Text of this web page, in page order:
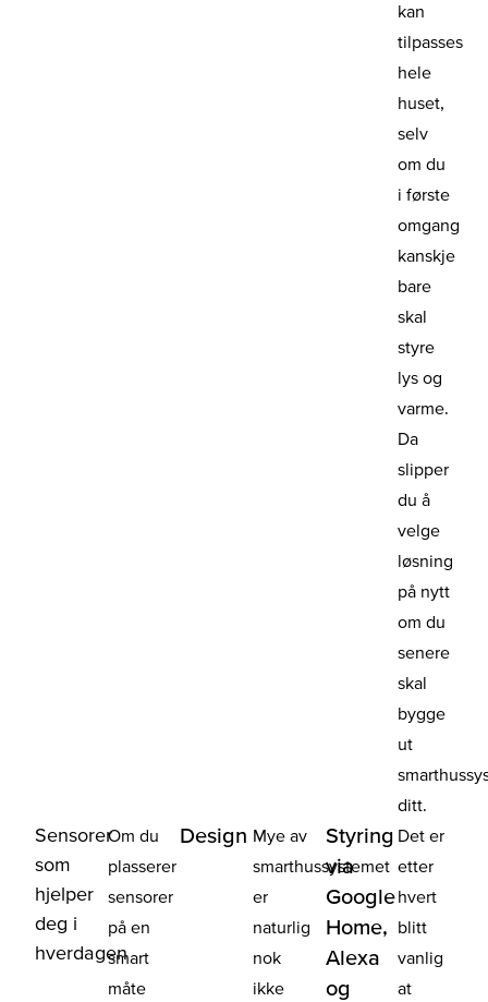
kan
tilpasses
hele
huset,
selv
om du
i første
omgang
kanskje
bare
skal
styre
lys og
varme.
Da
slipper
du å
velge
løsning
på nytt
om du
senere
skal
bygge
ut
ditt.
Sensorer
som
hjelper
deg i
hverdagen
Om du
plasserer
sensorer
på en
smart
måte
Design Mye av
smarthussystemet
er
naturlig
nok
ikke
Styring
via
Google
Home,
Alexa
og
Det er
etter
hvert
blitt
vanlig
at